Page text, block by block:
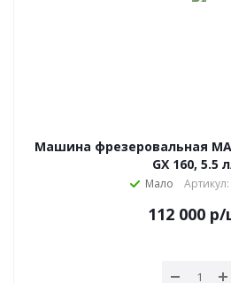
Машина фрезеровальная
GX 160, 5.5
Мало
112 000 р/